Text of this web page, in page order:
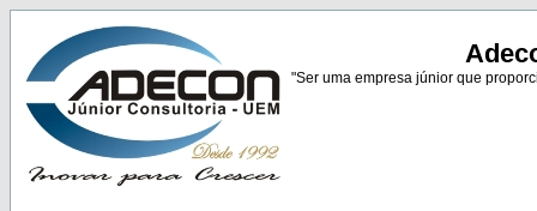
"Ser uma empresa júnior que